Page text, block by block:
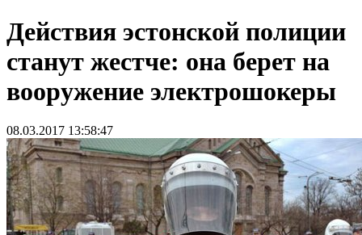
Действия эстонской полиции
станут жестче: она берет на
вооружение электрошокеры
08.03.2017 13:58:47